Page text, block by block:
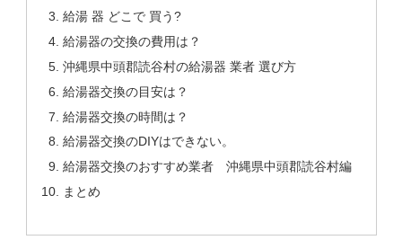
給湯 器 どこで 買う?
給湯器の交換の費用は？
沖縄県中頭郡読谷村の給湯器 業者 選び方
給湯器交換の目安は？
給湯器交換の時間は？
給湯器交換のDIYはできない。
給湯器交換のおすすめ業者 沖縄県中頭郡読谷村編
まとめ